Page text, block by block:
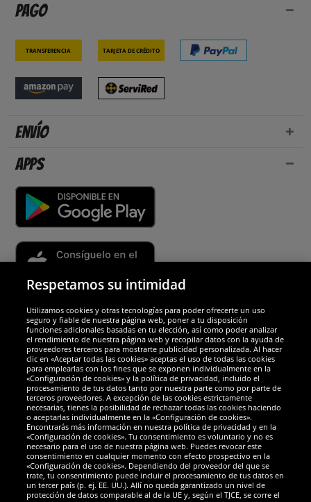
Pago
Transferencia Tarjeta de crédito
Envío
Apps
Socios y seguridad
Galardones
Respetamos su intimidad
Utilizamos cookies y otras tecnologías para poder ofrecerte un uso
seguro y fiable de nuestra página web, poner a tu disposición
funciones adicionales basadas en tu elección, así como poder analizar
el rendimiento de nuestra página web y recopilar datos con la ayuda de
proveedores terceros para mostrarte publicidad personalizada. Al hacer
clic en «Aceptar todas las cookies» aceptas el uso de todas las cookies
para emplearlas con los fines que se exponen individualmente en la
«Configuración de cookies» y la política de privacidad, incluido el
procesamiento de tus datos tanto por nuestra parte como por parte de
terceros proveedores. A excepción de las cookies estrictamente
necesarias, tienes la posibilidad de rechazar todas las cookies haciendo
o aceptarlas individualmente en la «Configuración de cookies».
Encontrarás más información en nuestra política de privacidad y en la
«Configuración de cookies». Tu consentimiento es voluntario y no es
necesario para el uso de nuestra página web. Puedes revocar este
consentimiento en cualquier momento con efecto prospectivo en la
«Configuración de cookies». Dependiendo del proveedor del que se
trate, tu consentimiento puede incluir el procesamiento de tus datos en
un tercer país (p. ej. EE. UU.). Allí no queda garantizado un nivel de
protección de datos comparable al de la UE y, según el TJCE, se corre el